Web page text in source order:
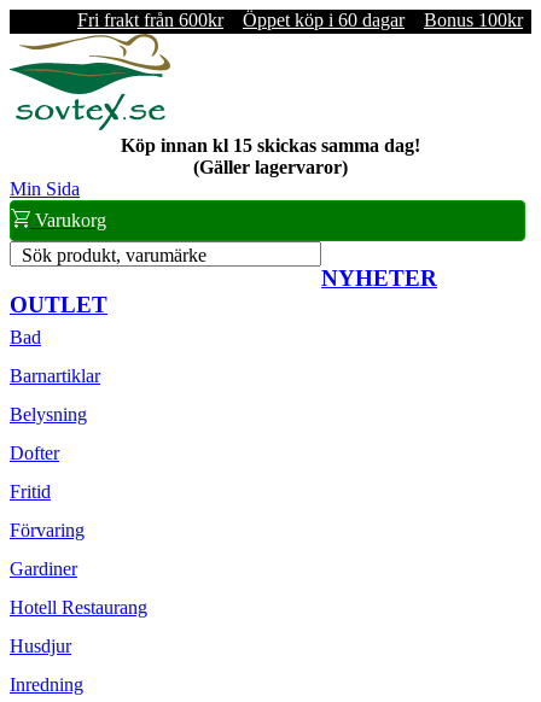
Fri frakt från 600kr Öppet köp i 60 dagar Bonus 100kr
Köp innan kl 15 skickas samma dag!
(Gäller lagervaror)
Min Sida
Varukorg
Sök produkt, varumärke
NYHETER
OUTLET
Bad
Barnartiklar
Belysning
Dofter
Fritid
Förvaring
Gardiner
Hotell Restaurang
Husdjur
Inredning